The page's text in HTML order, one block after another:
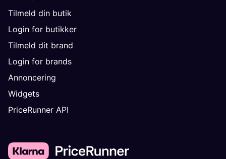
Tilmeld din butik
Login for butikker
Tilmeld dit brand
Login for brands
Annoncering
Widgets
PriceRunner API